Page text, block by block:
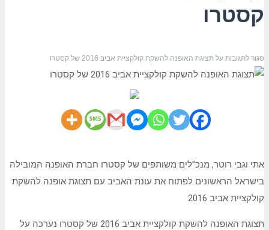
קסטרו
סגור לתגובות על תצוגת האופנה להשקת קולקציית אביב 2016 של קסטרו
אתי וגבי רוטר, מנכ"לים משותפים של קסטרו חברת האופנה המובילה
בישראל הראשונים לפתוח את עונת האביב עם תצוגת אופנה להשקת
קולקציית אביב 2016
תצוגת האופנה להשקת קולקציית אביב 2016 של קסטרו נערכה על